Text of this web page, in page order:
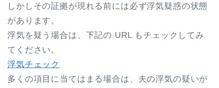
しかしその証拠が現れる前には必ず浮気疑惑の状態
があります。
浮気を疑う場合は、下記の URL もチェックしてみ
てください。
浮気チェック
多くの項目に当てはまる場合は、夫の浮気の疑いが